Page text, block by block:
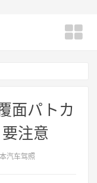
面パトカ
注意
汽车驾照